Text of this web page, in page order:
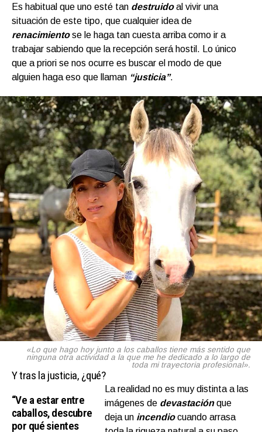
Es habitual que uno esté tan destruido al vivir una
situación de este tipo, que cualquier idea de
renacimiento se le haga tan cuesta arriba como ir a
trabajar sabiendo que la recepción será hostil. Lo único
que a priori se nos ocurre es buscar el modo de que
alguien haga eso que llaman “justicia”.
«Lo que hago hoy junto a los caballos tiene más sentido que
ninguna otra actividad a la que me he dedicado a lo largo de
toda mi trayectoria profesional».
Y tras la justicia, ¿qué?
“Ve a estar entre
caballos, descubre
por qué sientes
La realidad no es muy distinta a las
imágenes de devastaciónque
deja un incendiocuando arrasa